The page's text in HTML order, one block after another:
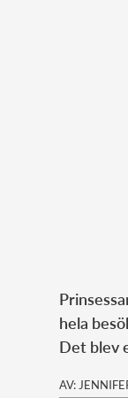
hela
Det blev
AV: